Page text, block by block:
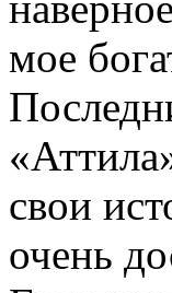
мое
свои
очень